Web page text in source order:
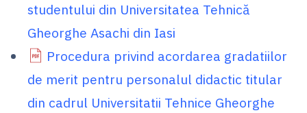
studentului din Universitatea Tehnică
Gheorghe Asachi din Iasi
Procedura privind acordarea gradatiilor
de merit pentru personalul didactic titular
din cadrul Universitatii Tehnice Gheorghe